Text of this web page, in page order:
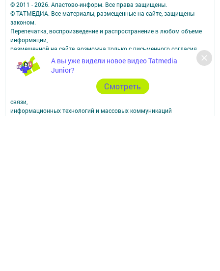
А вы уже видели новое видео Tatmedia
Junior?
Cмотреть
© 2011 - 2026. Апастово-информ. Все права защищены.
© ТАТМЕДИА. Все материалы, размещенные на сайте, защищены
законом.
Перепечатка, воспроизведение и распространение в любом объеме
информации,
размещенной на сайте, возможна только с письменного согласия
редакций СМИ.
При поддержке Республиканского агентства по печати и массовым
коммуникациям.
Наименование СМИ: Апастово-информ
СМИ зарегистрировано Федеральной службой по надзору в сфере
связи,
информационных технологий и массовых коммуникаций